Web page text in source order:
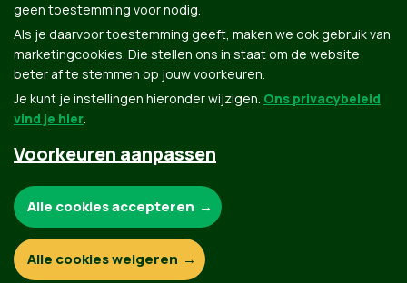
Groen.be
© Copyright Groen 2026 | Gemaakt met NationBuilder
Contact Privacybeleid
geen toestemming voor nodig.
Als je daarvoor toestemming geeft, maken we ook gebruik van
marketingcookies. Die stellen ons in staat om de website
beter af te stemmen op jouw voorkeuren.
Je kunt je instellingen hieronder wijzigen. Ons privacybeleid
vind je hier.
Voorkeuren aanpassen
Functionele en analytische cookies:
Alle cookies accepteren
Alle cookies weigeren